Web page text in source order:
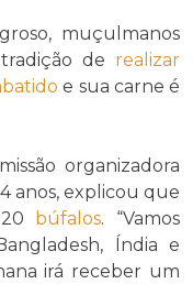
muçulmanos
de realizar
e sua carne é
organizadora
anos, explicou que
búfalos. “Vamos
Índia e
irá receber um